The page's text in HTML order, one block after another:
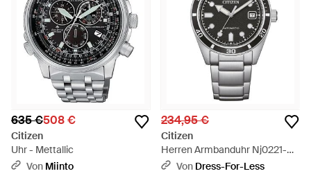
635 €508 €
Citizen
Uhr - Mettallic
Von Miinto
234,95 €
Citizen
Herren Armbanduhr Nj0221-
50E - Grau
Von Dress-For-Less